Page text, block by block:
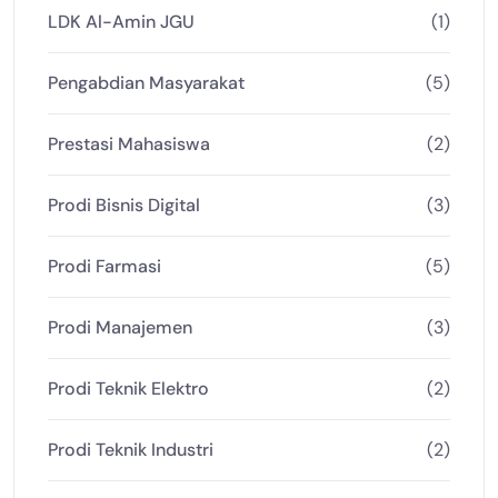
LDK Al-Amin JGU (1)
Pengabdian Masyarakat (5)
Prestasi Mahasiswa (2)
Prodi Bisnis Digital (3)
Prodi Farmasi (5)
Prodi Manajemen (3)
Prodi Teknik Elektro (2)
Prodi Teknik Industri (2)